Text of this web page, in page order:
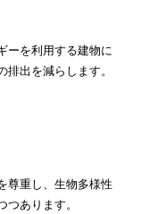
ーを利用する建物に
出を減らします。
尊重し、生物多様性
あります。